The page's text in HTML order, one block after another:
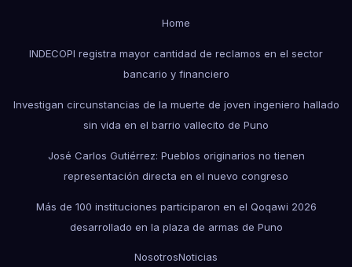
Home
INDECOPI registra mayor cantidad de reclamos en el sector
bancario y financiero
Investigan circunstancias de la muerte de joven ingeniero hallado
sin vida en el barrio vallecito de Puno
José Carlos Gutiérrez: Pueblos originarios no tienen
representación directa en el nuevo congreso
Más de 100 instituciones participaron en el Qoqawi 2026
desarrollado en la plaza de armas de Puno
NosotrosNoticias